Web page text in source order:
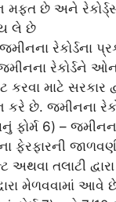
છે અને રેકોર્ડ્સ
લે છે
રેકોર્ડના
રેકોર્ડને
માટે સરકાર
કરે છે. જમીનના
ફોર્મ 6) – જમીનના
ફેરફારની
અથવા તલાટી
મેળવવામાં આવે